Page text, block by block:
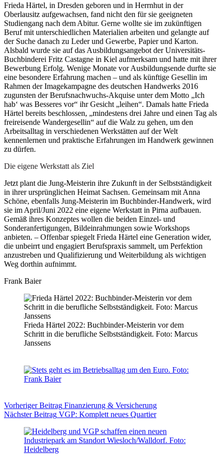
Frieda Härtel, in Dresden geboren und in Herrnhut in der
Oberlausitz aufgewachsen, fand nicht den für sie geeigneten
Studiengang nach dem Abitur. Gerne wollte sie im zukünftigen
Beruf mit unterschiedlichen Materialien arbeiten und gelangte auf
der Suche danach zu Leder und Gewerbe, Papier und Karton.
Alsbald wurde sie auf das Ausbildungsangebot der Universitäts-
Buchbinderei Fritz Castagne in Kiel aufmerksam und hatte mit ihrer
Bewerbung Erfolg. Wenige Monate vor Ausbildungsende durfte sie
eine besondere Erfahrung machen – und als künftige Gesellin im
Rahmen der Imagekampagne des deutschen Handwerks 2016
zugunsten der Berufsnachwuchs-Akquise unter dem Motto „Ich
hab‘ was Besseres vor“ ihr Gesicht „leihen“. Damals hatte Frieda
Härtel bereits beschlossen, „mindestens drei Jahre und einen Tag als
freireisende Wandergesellin“ auf die Walz zu gehen, um den
Arbeitsalltag in verschiedenen Werkstätten auf der Welt
kennenlernen und praktische Erfahrungen im Handwerk gewinnen
zu dürfen.
Die eigene Werkstatt als Ziel
Jetzt plant die Jung-Meisterin ihre Zukunft in der Selbstständigkeit
in ihrer ursprünglichen Heimat Sachsen. Gemeinsam mit Anna
Schöne, ebenfalls Jung-Meisterin im Buchbinder-Handwerk, wird
sie im April/Juni 2022 eine eigene Werkstatt in Pirna aufbauen.
Gemäß ihres Konzeptes wollen die beiden Einzel- und
Sonderanfertigungen, Bildeinrahmungen sowie Workshops
anbieten. – Offenbar spiegelt Frieda Härtel eine Generation wider,
die unbeirrt und engagiert Berufspraxis sammelt, um Perfektion
anzustreben und Qualifizierung und Weiterbildung als wichtigen
Weg dorthin aufnimmt.
Frank Baier
Frieda Härtel 2022: Buchbinder-Meisterin vor dem
Schritt in die berufliche Selbstständigkeit. Foto: Marcus
Janssens
VorherigerBeitrag Finanzierung & Versicherung
NächsterBeitrag VGP: Komplett neues Quartier